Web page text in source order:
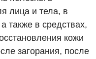
лица и тела, в
также в средствах,
кожи
загорания, после